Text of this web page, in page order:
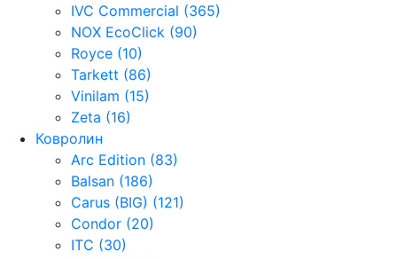
IVC Commercial (365)
NOX EcoClick (90)
Royce (10)
Tarkett (86)
Vinilam (15)
Zeta (16)
Ковролин
Arc Edition (83)
Balsan (186)
Carus (BIG) (121)
Condor (20)
ITC (30)